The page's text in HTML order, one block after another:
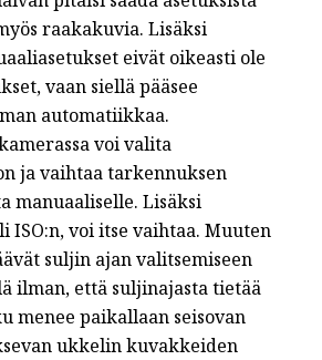
raakakuvia. Lisäksi
eivät oikeasti ole
vaan siellä pääsee
automatiikkaa.
voi valita
ja vaihtaa tarkennuksen
manuaaliselle. Lisäksi
ISO:n, voi itse vaihtaa. Muuten
suljin ajan valitsemiseen
ilman, että suljinajasta tietää
menee paikallaan seisovan
ukkelin kuvakkeiden